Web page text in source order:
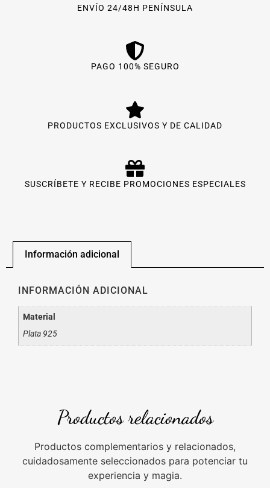
ENVÍO 24/48H PENÍNSULA
PAGO 100% SEGURO
PRODUCTOS EXCLUSIVOS Y DE CALIDAD
SUSCRÍBETE Y RECIBE PROMOCIONES ESPECIALES
Información adicional
INFORMACIÓN ADICIONAL
Material
Plata 925
Productos relacionados
Productos complementarios y relacionados,
cuidadosamente seleccionados para potenciar tu
experiencia y magia.